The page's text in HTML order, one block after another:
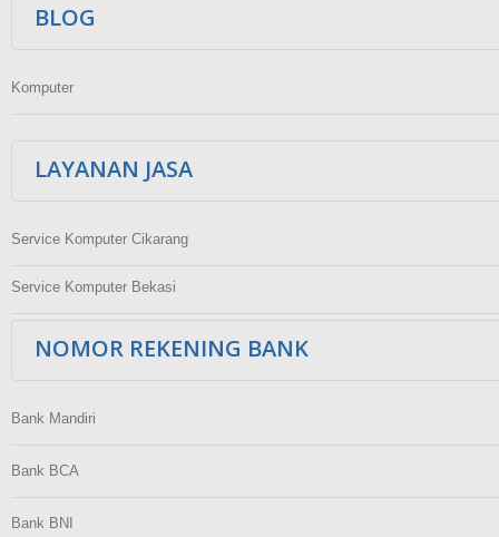
BLOG
Komputer
LAYANAN JASA
Service Komputer Cikarang
Service Komputer Bekasi
NOMOR REKENING BANK
Bank Mandiri
Bank BCA
Bank BNI